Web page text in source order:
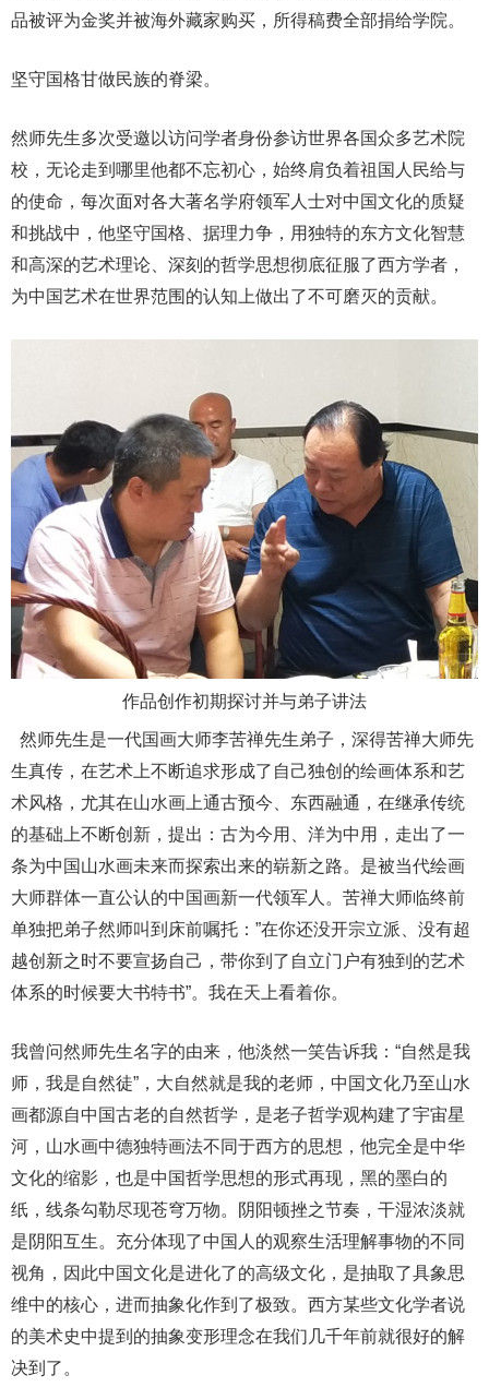
品被评为金奖并被海外藏家购买，所得稿费全部捐给学院。
坚守国格甘做民族的脊梁。
然师先生多次受邀以访问学者身份参访世界各国众多艺术院
校，无论走到哪里他都不忘初心，始终肩负着祖国人民给与
的使命，每次面对各大著名学府领军人士对中国文化的质疑
和挑战中，他坚守国格、据理力争，用独特的东方文化智慧
和高深的艺术理论、深刻的哲学思想彻底征服了西方学者，
为中国艺术在世界范围的认知上做出了不可磨灭的贡献。
作品创作初期探讨并与弟子讲法
然师先生是一代国画大师李苦禅先生弟子，深得苦禅大师先
生真传，在艺术上不断追求形成了自己独创的绘画体系和艺
术风格，尤其在山水画上通古预今、东西融通，在继承传统
的基础上不断创新，提出：古为今用、洋为中用，走出了一
条为中国山水画未来而探索出来的崭新之路。是被当代绘画
大师群体一直公认的中国画新一代领军人。苦禅大师临终前
单独把弟子然师叫到床前嘱托：”在你还没开宗立派、没有超
越创新之时不要宣扬自己，带你到了自立门户有独到的艺术
体系的时候要大书特书”。我在天上看着你。
我曾问然师先生名字的由来，他淡然一笑告诉我：“自然是我
师，我是自然徒”，大自然就是我的老师，中国文化乃至山水
画都源自中国古老的自然哲学，是老子哲学观构建了宇宙星
河，山水画中德独特画法不同于西方的思想，他完全是中华
文化的缩影，也是中国哲学思想的形式再现，黑的墨白的
纸，线条勾勒尽现苍穹万物。阴阳顿挫之节奏，干湿浓淡就
是阴阳互生。充分体现了中国人的观察生活理解事物的不同
视角，因此中国文化是进化了的高级文化，是抽取了具象思
维中的核心，进而抽象化作到了极致。西方某些文化学者说
的美术史中提到的抽象变形理念在我们几千年前就很好的解
决到了。